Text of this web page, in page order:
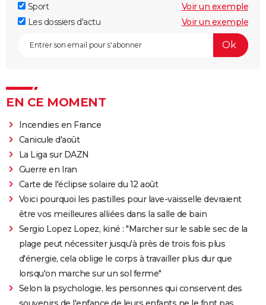
Sport
Voir un exemple
Les dossiers d'actu
Voir un exemple
EN CE MOMENT
Incendies en France
Canicule d'août
La Liga sur DAZN
Guerre en Iran
Carte de l'éclipse solaire du 12 août
Voici pourquoi les pastilles pour lave-vaisselle devraient
être vos meilleures alliées dans la salle de bain
Sergio Lopez Lopez, kiné : "Marcher sur le sable sec de la
plage peut nécessiter jusqu'à près de trois fois plus
d'énergie, cela oblige le corps à travailler plus dur que
lorsqu'on marche sur un sol ferme"
Selon la psychologie, les personnes qui conservent des